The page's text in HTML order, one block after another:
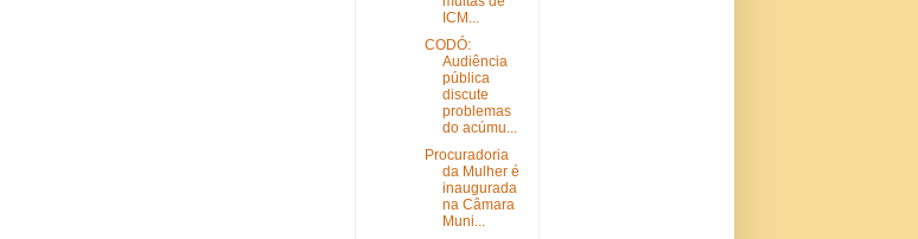
ICM...
CODÓ:
Audiência
pública
discute
problemas
do acúmu...
Procuradoria
da Mulher é
inaugurada
na Câmara
Muni...